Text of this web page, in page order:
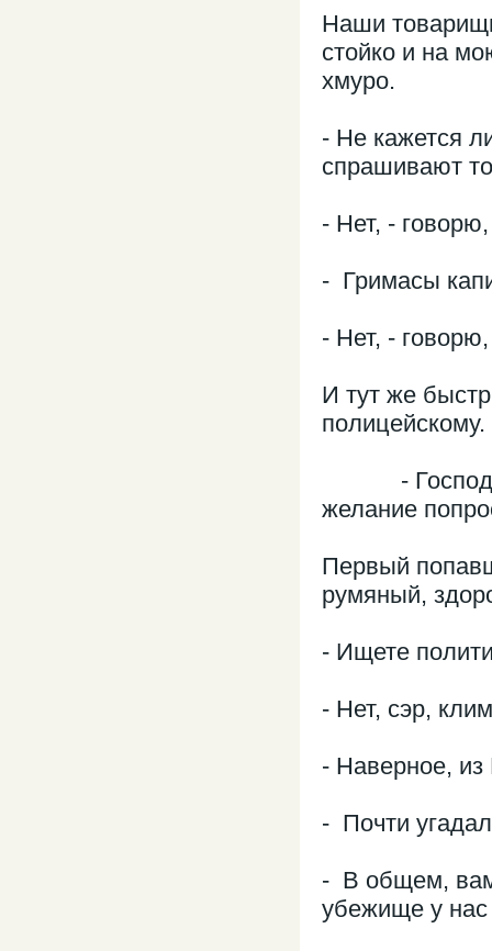
Наши
стойко и на
хмуро.
- Не кажется
спрашивают
- Нет, -
- Гримасы
- Нет, -
И тут же
полицейскому.
- Господин
желание
Первый
румяный,
- Ищете
- Нет, сэр,
- Наверное, из
- Почти
- В общем, вам
убежище у нас